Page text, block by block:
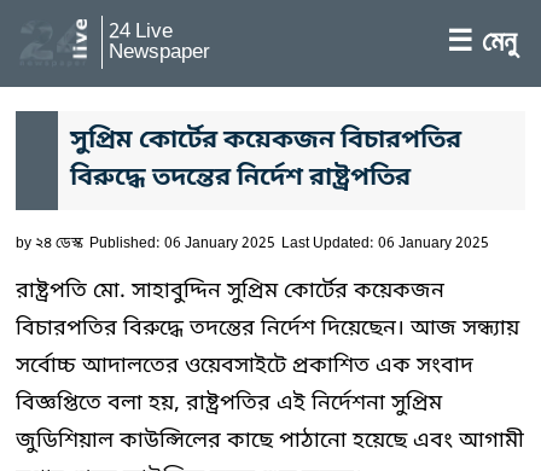
24 Live
Newspaper ☰ মেনু
সুপ্রিম কোর্টের কয়েকজন বিচারপতির
বিরুদ্ধে তদন্তের নির্দেশ রাষ্ট্রপতির
by২৪ ডেস্ক Published: 06 January 2025 Last Updated: 06 January 2025
রাষ্ট্রপতি মো. সাহাবুদ্দিন সুপ্রিম কোর্টের কয়েকজন
বিচারপতির বিরুদ্ধে তদন্তের নির্দেশ দিয়েছেন। আজ সন্ধ্যায়
সর্বোচ্চ আদালতের ওয়েবসাইটে প্রকাশিত এক সংবাদ
বিজ্ঞপ্তিতে বলা হয়, রাষ্ট্রপতির এই নির্দেশনা সুপ্রিম
জুডিশিয়াল কাউন্সিলের কাছে পাঠানো হয়েছে এবং আগামী